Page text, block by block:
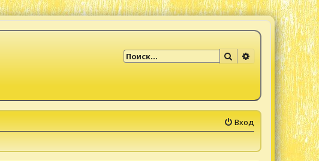
Поиск Расширенный
Вход